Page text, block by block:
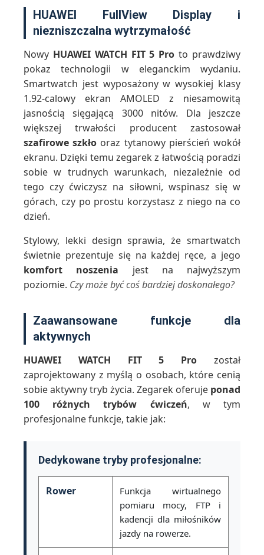
HUAWEI FullView Display i
niezniszczalna wytrzymałość
Nowy HUAWEI WATCH FIT 5 Pro to prawdziwy
pokaz technologii w eleganckim wydaniu.
Smartwatch jest wyposażony w wysokiej klasy
1.92-calowy ekran AMOLED z niesamowitą
jasnością sięgającą 3000 nitów. Dla jeszcze
większej trwałości producent zastosował
szafirowe szkło oraz tytanowy pierścień wokół
ekranu. Dzięki temu zegarek z łatwością poradzi
sobie w trudnych warunkach, niezależnie od
tego czy ćwiczysz na siłowni, wspinasz się w
górach, czy po prostu korzystasz z niego na co
dzień.
Stylowy, lekki design sprawia, że smartwatch
świetnie prezentuje się na każdej ręce, a jego
komfort noszenia jest na najwyższym
poziomie. Czy może być coś bardziej doskonałego?
Zaawansowane funkcje dla
aktywnych
HUAWEI WATCH FIT 5 Pro został
zaprojektowany z myślą o osobach, które cenią
sobie aktywny tryb życia. Zegarek oferuje ponad
100 różnych trybów ćwiczeń, w tym
profesjonalne funkcje, takie jak:
Dedykowane tryby profesjonalne:
Rower
Funkcja wirtualnego
pomiaru mocy, FTP i
kadencji dla miłośników
jazdy na rowerze.